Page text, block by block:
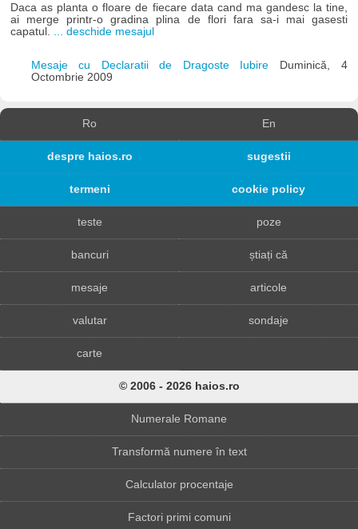
Daca as planta o floare de fiecare data cand ma gandesc la tine,
ai merge printr-o gradina plina de flori fara sa-i mai gasesti
capatul.
... deschide mesajul
Mesaje cu Declaratii de Dragoste Iubire
Duminică, 4
Octombrie 2009
Ro En
despre haios.ro sugestii
termeni cookie policy
teste poze
bancuri știați că
mesaje articole
valutar sondaje
carte
© 2006 - 2026 haios.ro
Numerale Romane
Transformă numere în text
Calculator procentaje
Factori primi comuni